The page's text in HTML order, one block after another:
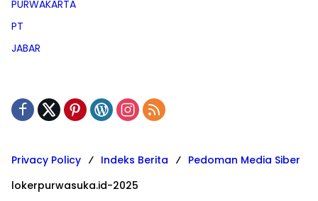
PURWAKARTA
PT
JABAR
Privacy Policy Indeks Berita
Pedoman Media Siber
lokerpurwasuka.id-2025